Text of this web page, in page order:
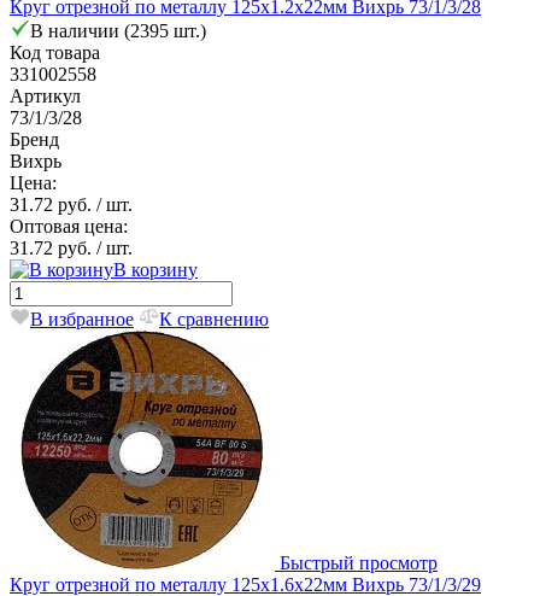
Круг отрезной по металлу 125х1.2х22мм Вихрь 73/1/3/28
В наличии (2395 шт.)
Код товара
331002558
Артикул
73/1/3/28
Бренд
Вихрь
Цена:
31.72 руб. / шт.
Оптовая цена:
31.72 руб. / шт.
В корзину
В избранное К сравнению
Быстрый просмотр
Круг отрезной по металлу 125х1.6х22мм Вихрь 73/1/3/29